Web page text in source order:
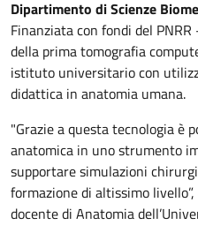
Dipartimento di Scienze
Finanziata con fondi del
della prima tomografia
istituto universitario con
didattica in anatomia umana.
"Grazie a questa tecnologia è
anatomica in uno strumento
supportare simulazioni
formazione di altissimo livello”,
docente di Anatomia